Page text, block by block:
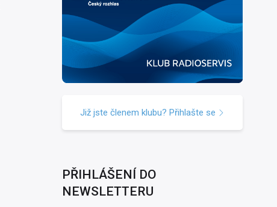
Již jste členem klubu? Přihlašte se
PŘIHLÁŠENÍ DO
NEWSLETTERU